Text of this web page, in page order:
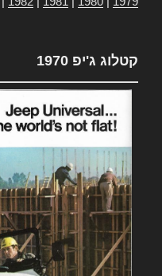
קטלוג ג'יפ 1970